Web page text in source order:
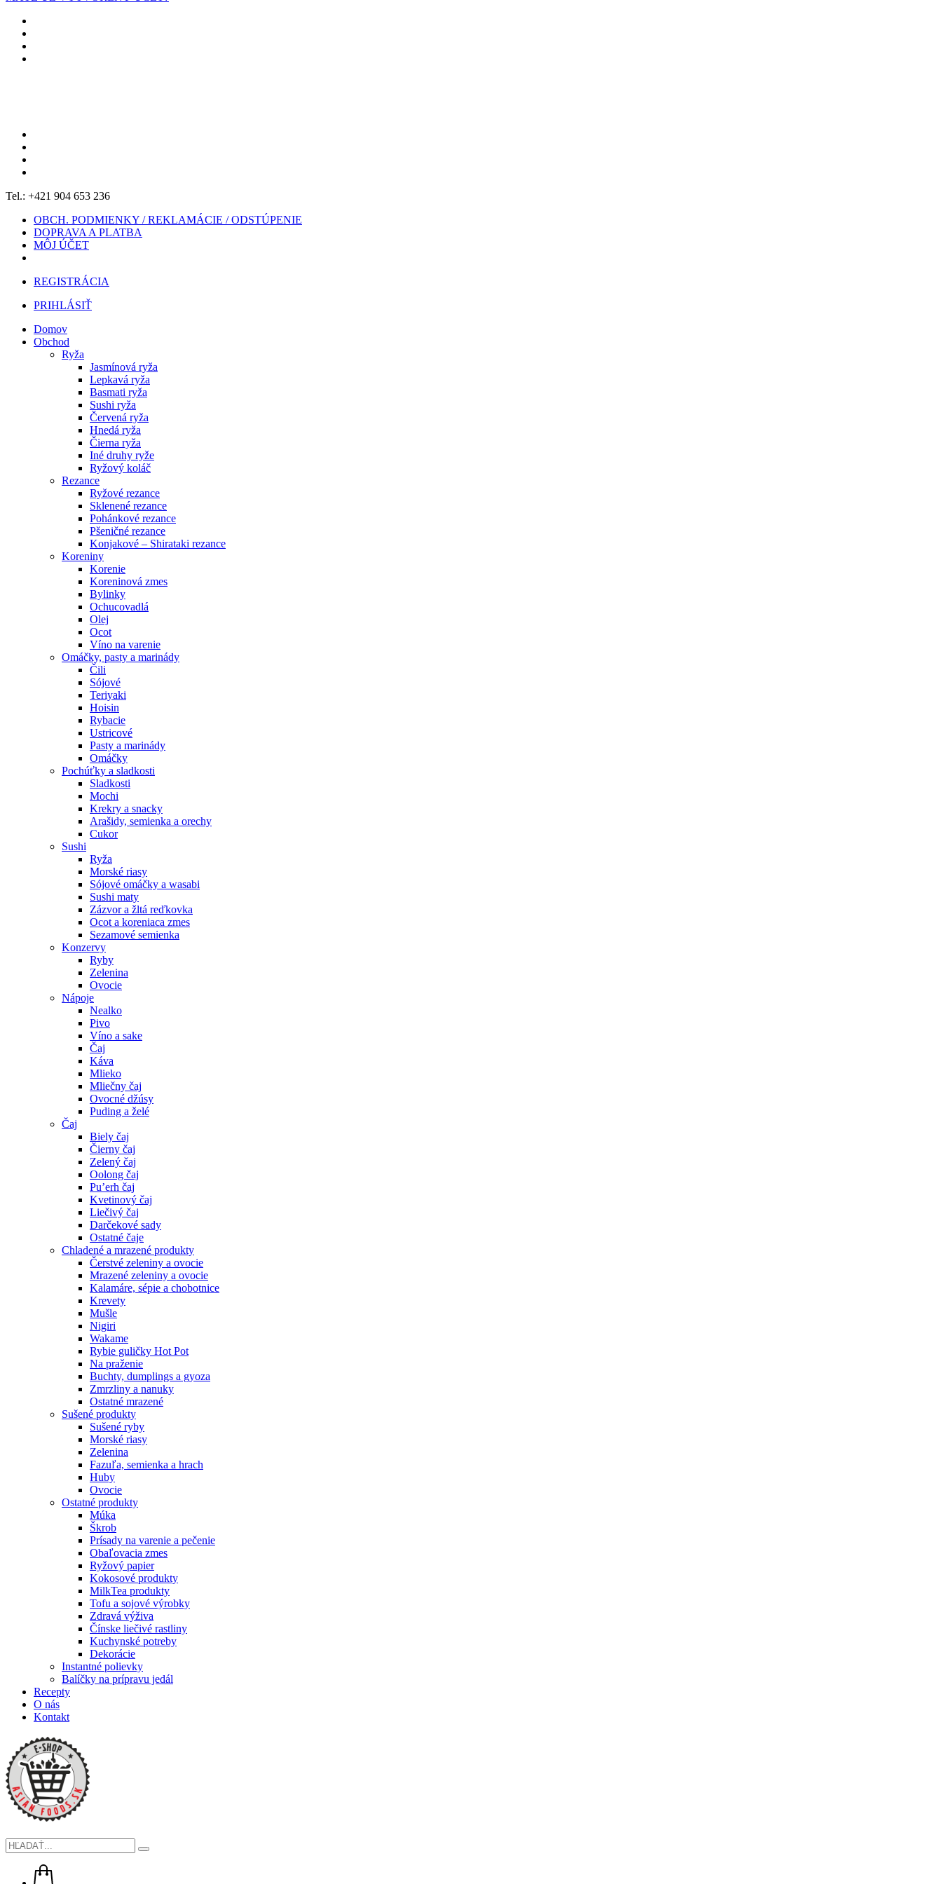
Tel.: +421 904 653 236
OBCH. PODMIENKY / REKLAMÁCIE / ODSTÚPENIE
DOPRAVA A PLATBA
MÔJ ÚČET
REGISTRÁCIA
PRIHLÁSIŤ
Domov
Obchod
Ryža
Jasmínová ryža
Lepkavá ryža
Basmati ryža
Sushi ryža
Červená ryža
Hnedá ryža
Čierna ryža
Iné druhy ryže
Ryžový koláč
Rezance
Ryžové rezance
Sklenené rezance
Pohánkové rezance
Pšeničné rezance
Konjakové – Shirataki rezance
Koreniny
Korenie
Koreninová zmes
Bylinky
Ochucovadlá
Olej
Ocot
Víno na varenie
Omáčky, pasty a marinády
Čili
Sójové
Teriyaki
Hoisin
Rybacie
Ustricové
Pasty a marinády
Omáčky
Pochúťky a sladkosti
Sladkosti
Mochi
Krekry a snacky
Arašidy, semienka a orechy
Cukor
Sushi
Ryža
Morské riasy
Sójové omáčky a wasabi
Sushi maty
Zázvor a žltá reďkovka
Ocot a koreniaca zmes
Sezamové semienka
Konzervy
Ryby
Zelenina
Ovocie
Nápoje
Nealko
Pivo
Víno a sake
Čaj
Káva
Mlieko
Mliečny čaj
Ovocné džúsy
Puding a želé
Čaj
Biely čaj
Čierny čaj
Zelený čaj
Oolong čaj
Pu’erh čaj
Kvetinový čaj
Liečivý čaj
Darčekové sady
Ostatné čaje
Chladené a mrazené produkty
Čerstvé zeleniny a ovocie
Mrazené zeleniny a ovocie
Kalamáre, sépie a chobotnice
Krevety
Mušle
Nigiri
Wakame
Rybie guličky Hot Pot
Na praženie
Buchty, dumplings a gyoza
Zmrzliny a nanuky
Ostatné mrazené
Sušené produkty
Sušené ryby
Morské riasy
Zelenina
Fazuľa, semienka a hrach
Huby
Ovocie
Ostatné produkty
Múka
Škrob
Prísady na varenie a pečenie
Obaľovacia zmes
Ryžový papier
Kokosové produkty
MilkTea produkty
Tofu a sojové výrobky
Zdravá výživa
Čínske liečivé rastliny
Kuchynské potreby
Dekorácie
Instantné polievky
Balíčky na prípravu jedál
Recepty
O nás
Kontakt